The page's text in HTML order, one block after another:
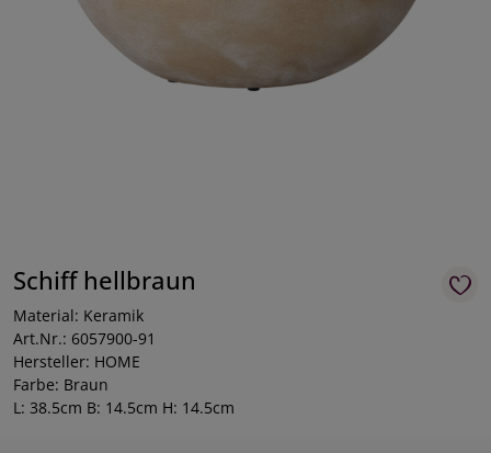
Schiff hellbraun
Material: Keramik
Art.Nr.: 6057900-91
Hersteller: HOME
Farbe: Braun
L: 38.5cm B: 14.5cm H: 14.5cm